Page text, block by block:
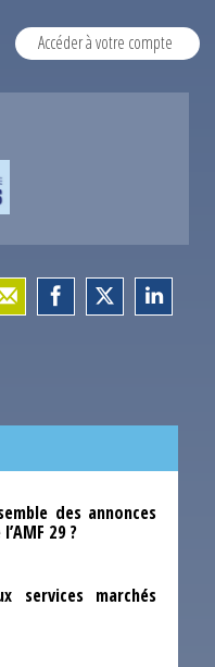
Accéder à votre compte
des annonces
29 ?
services marchés